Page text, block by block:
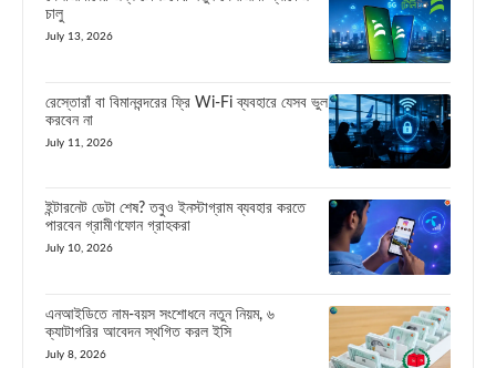
চালু
July 13, 2026
রেস্তোরাঁ বা বিমানবন্দরের ফ্রি Wi-Fi ব্যবহারে যেসব ভুল
করবেন না
July 11, 2026
ইন্টারনেট ডেটা শেষ? তবুও ইনস্টাগ্রাম ব্যবহার করতে
পারবেন গ্রামীণফোন গ্রাহকরা
July 10, 2026
এনআইডিতে নাম-বয়স সংশোধনে নতুন নিয়ম, ৬
ক্যাটাগরির আবেদন স্থগিত করল ইসি
July 8, 2026